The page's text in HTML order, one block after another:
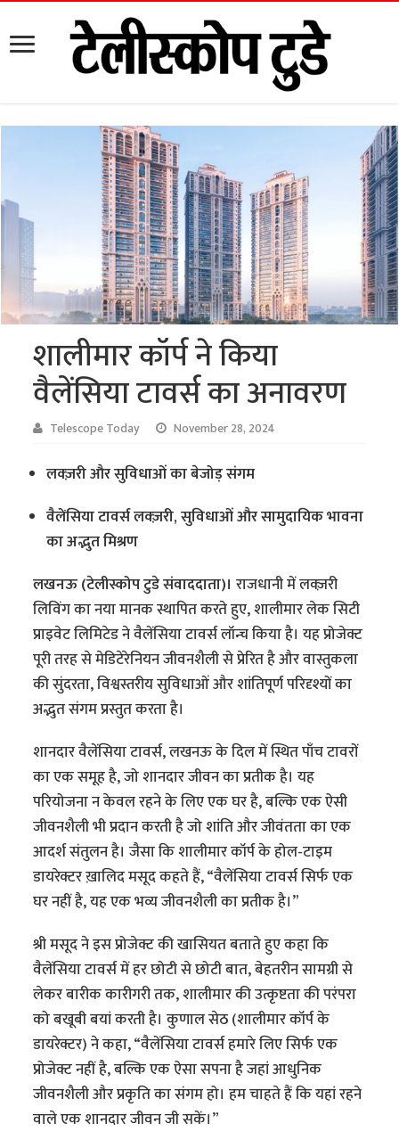
शालीमार कॉर्प ने किया
वैलेंसिया टावर्स का अनावरण
Telescope Today November 28, 2024
लक्ज़री और सुविधाओं का बेजोड़ संगम
वैलेंसिया टावर्स लक्ज़री, सुविधाओं और सामुदायिक भावना
का अद्भुत मिश्रण
लखनऊ (टेलीस्कोप टुडे संवाददाता)। राजधानी में लक्ज़री
लिविंग का नया मानक स्थापित करते हुए, शालीमार लेक सिटी
प्राइवेट लिमिटेड ने वैलेंसिया टावर्स लॉन्च किया है। यह प्रोजेक्ट
पूरी तरह से मेडिटेरेनियन जीवनशैली से प्रेरित है और वास्तुकला
की सुंदरता, विश्वस्तरीय सुविधाओं और शांतिपूर्ण परिदृश्यों का
अद्भुत संगम प्रस्तुत करता है।
शानदार वैलेंसिया टावर्स, लखनऊ के दिल में स्थित पाँच टावरों
का एक समूह है, जो शानदार जीवन का प्रतीक है। यह
परियोजना न केवल रहने के लिए एक घर है, बल्कि एक ऐसी
जीवनशैली भी प्रदान करती है जो शांति और जीवंतता का एक
आदर्श संतुलन है। जैसा कि शालीमार कॉर्प के होल-टाइम
डायरेक्टर ख़ालिद मसूद कहते हैं, “वैलेंसिया टावर्स सिर्फ एक
घर नहीं है, यह एक भव्य जीवनशैली का प्रतीक है।”
श्री मसूद ने इस प्रोजेक्ट की खासियत बताते हुए कहा कि
वैलेंसिया टावर्स में हर छोटी से छोटी बात, बेहतरीन सामग्री से
लेकर बारीक कारीगरी तक, शालीमार की उत्कृष्टता की परंपरा
को बखूबी बयां करती है। कुणाल सेठ (शालीमार कॉर्प के
डायरेक्टर) ने कहा, “वैलेंसिया टावर्स हमारे लिए सिर्फ एक
प्रोजेक्ट नहीं है, बल्कि एक ऐसा सपना है जहां आधुनिक
जीवनशैली और प्रकृति का संगम हो। हम चाहते हैं कि यहां रहने
वाले एक शानदार जीवन जी सकें।”